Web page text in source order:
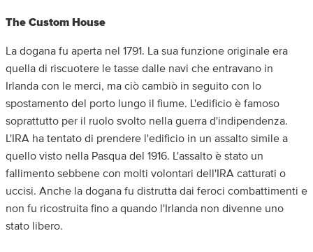
The Custom House
La dogana fu aperta nel 1791. La sua funzione originale era
quella di riscuotere le tasse dalle navi che entravano in
Irlanda con le merci, ma ciò cambiò in seguito con lo
spostamento del porto lungo il fiume. L'edificio è famoso
soprattutto per il ruolo svolto nella guerra d'indipendenza.
L'IRA ha tentato di prendere l'edificio in un assalto simile a
quello visto nella Pasqua del 1916. L'assalto è stato un
fallimento sebbene con molti volontari dell'IRA catturati o
uccisi. Anche la dogana fu distrutta dai feroci combattimenti e
non fu ricostruita fino a quando l'Irlanda non divenne uno
stato libero.